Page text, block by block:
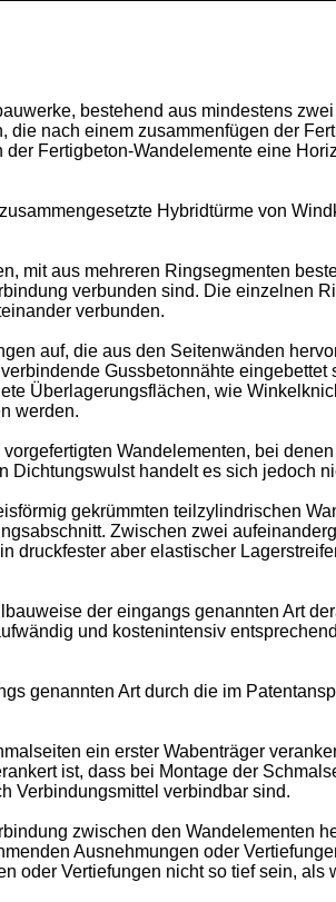
bestehend aus mindestens
nach einem zusammenfügen der
Fertigbeton-Wandelemente eine
Hybridtürme von
mit aus mehreren Ringsegmenten
verbunden sind. Die einzelnen
verbunden.
auf, die aus den Seitenwänden
Gussbetonnähte
Überlagerungsflächen, wie
werden.
Wandelementen, bei
handelt es sich jedoch
gekrümmten teilzylindrischen
Zwischen zwei
aber elastischer
der eingangs genannten Art
und kostenintensiv
genannten Art durch die im
ein erster Wabenträger
ist, dass bei Montage der
Verbindungsmittel verbindbar sind.
zwischen den Wandelementen
Ausnehmungen oder
oder Vertiefungen nicht so tief sein,